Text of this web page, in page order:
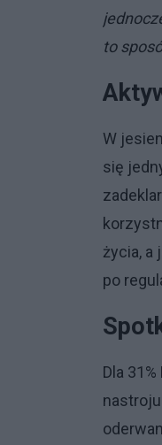
to
W
się
życia, a
po
Dla